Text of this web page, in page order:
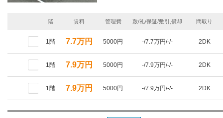
階 賃料 管理費 敷/礼/保証/敷引,償却 間取り
1階 7.7万円 5000円 -/7.7万円/-/- 2DK
1階 7.9万円 5000円 -/7.9万円/-/- 2DK
1階 7.9万円 5000円 -/7.9万円/-/- 2DK